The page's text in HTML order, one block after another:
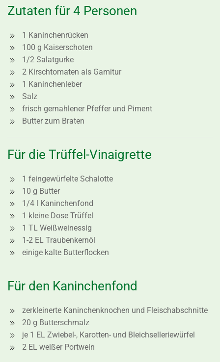
Zutaten für 4 Personen
1 Kaninchenrücken
100 g Kaiserschoten
1/2 Salatgurke
2 Kirschtomaten als Gamitur
1 Kaninchenleber
Salz
frisch gernahlener Pfeffer und Piment
Butter zum Braten
Für die Trüffel-Vinaigrette
1 feingewürfelte Schalotte
10 g Butter
1/4 l Kaninchenfond
1 kleine Dose Trüffel
1 TL Weißweinessig
1-2 EL Traubenkernöl
einige kalte Butterflocken
Für den Kaninchenfond
zerkleinerte Kaninchenknochen und Fleischabschnitte
20 g Butterschmalz
je 1 EL Zwiebel-, Karotten- und Bleichselleriewürfel
2 EL weißer Portwein